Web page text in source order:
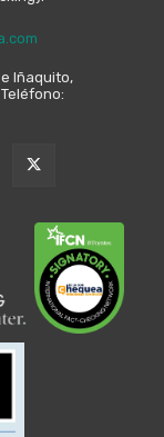
Iñaquito,